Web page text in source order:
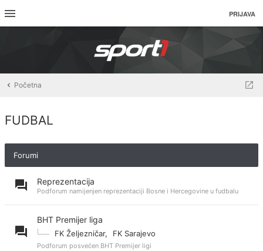
PRIJAVA
Početna
FUDBAL
Forumi
Reprezentacija
Podforum namijenjen reprezentaciji Bosne i Hercegovine u fudbalu
BHT Premijer liga
FK Željezničar, FK Sarajevo
Podforum posvećen BHT Premijer ligi